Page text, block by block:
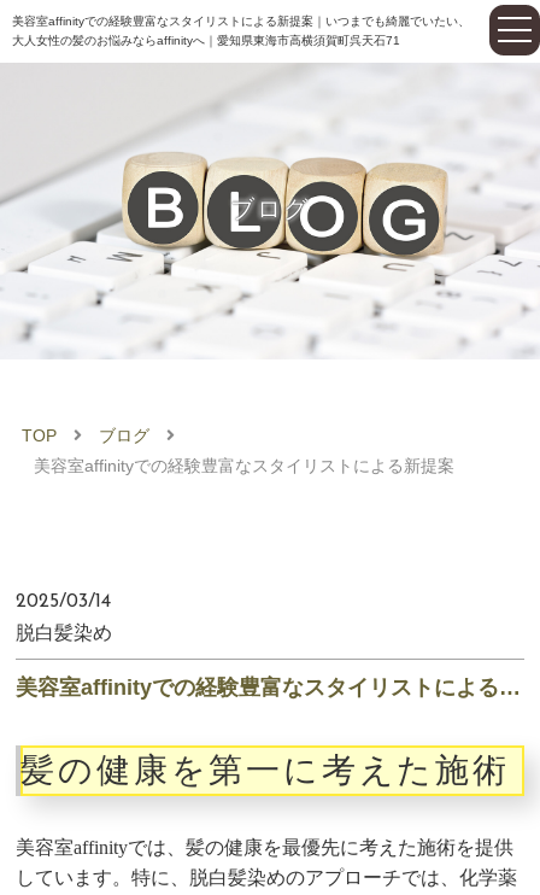
美容室affinityでの経験豊富なスタイリストによる新提案｜いつまでも綺麗でいたい、
大人女性の髪のお悩みならaffinityへ｜愛知県東海市高横須賀町呉天石71
ブログ
TOP
ブログ
美容室affinityでの経験豊富なスタイリストによる新提案
2025/03/14
脱白髪染め
美容室affinityでの経験豊富なスタイリストによる新提案
髪の健康を第一に考えた施術
美容室affinityでは、髪の健康を最優先に考えた施術を提供
しています。特に、脱白髪染めのアプローチでは、化学薬